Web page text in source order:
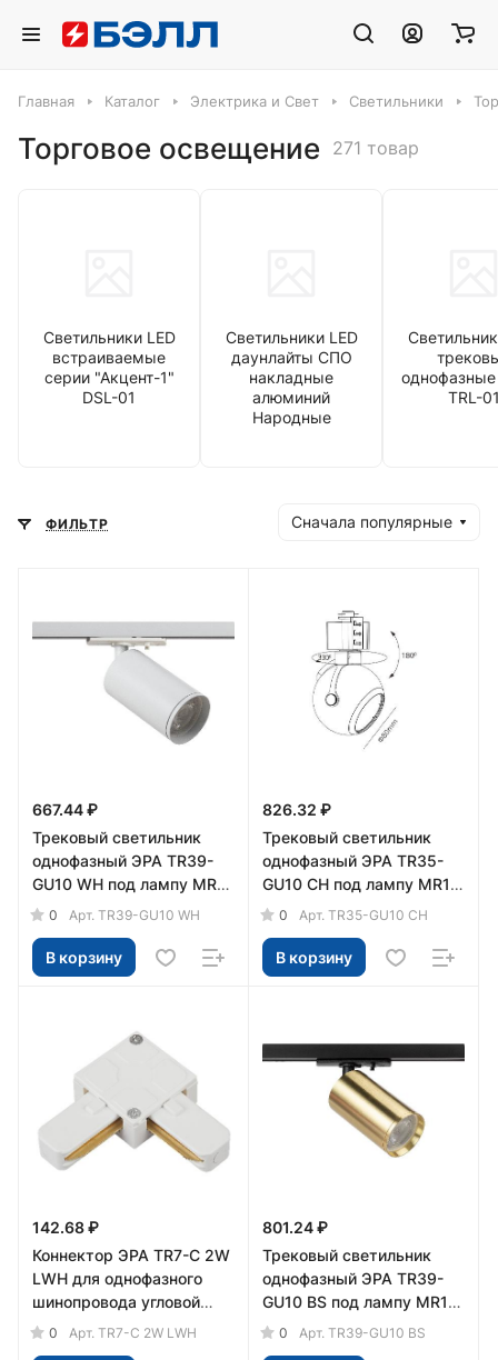
Главная Каталог Электрика и Свет Светильники
Торговое освещение 271 товар
Светильники LED
встраиваемые
серии "Акцент-1"
DSL-01
Светильники LED
даунлайты СПО
накладные
алюминий
Народные
TRL-
ФИЛЬТР Сначала популярные
667.44 ₽
Трековый светильник
однофазный ЭРА TR39-
GU10 WH под лампу MR16
белый
0 Арт. TR39-GU10 WH
В корзину
826.32 ₽
Трековый светильник
однофазный ЭРА TR35-
GU10 CH под лампу MR16
хром
0 Арт. TR35-GU10 CH
В корзину
142.68 ₽
Коннектор ЭРА TR7-C 2W
LWH для однофазного
шинопровода угловой
белый
0 Арт. TR7-C 2W LWH
801.24 ₽
Трековый светильник
однофазный ЭРА TR39-
GU10 BS под лампу MR16
латунь
0 Арт. TR39-GU10 BS